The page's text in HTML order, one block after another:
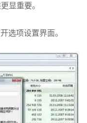
显重要。
选项设置界面。